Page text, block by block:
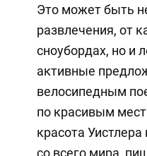
Это может быть
развлечения, от
сноубордах, но и
активные
велосипедным
по красивым
красота
со всего мира,